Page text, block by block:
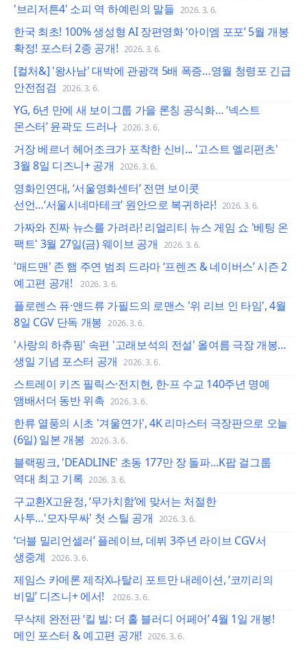
'브리저튼4' 소피 역 하예린의 말들 2026. 3. 6.
한국 최초! 100% 생성형 AI 장편영화 ‘아이엠 포포’ 5월 개봉
확정! 포스터 2종 공개! 2026. 3. 6.
[컬처&] '왕사남' 대박에 관광객 5배 폭증…영월 청령포 긴급
안전점검 2026. 3. 6.
YG, 6년 만에 새 보이그룹 가을 론칭 공식화… ‘넥스트
몬스터’ 윤곽도 드러나 2026. 3. 6.
거장 베르너 헤어조크가 포착한 신비... '고스트 엘리펀츠'
3월 8일 디즈니+ 공개 2026. 3. 6.
영화인연대, ‘서울영화센터’ 전면 보이콧
선언…‘서울시네마테크’ 원안으로 복귀하라! 2026. 3. 6.
가짜와 진짜 뉴스를 가려라! 리얼리티 뉴스 게임 쇼 '베팅 온
팩트' 3월 27일(금) 웨이브 공개 2026. 3. 6.
'매드맨' 존 햄 주연 범죄 드라마 ‘프렌즈 & 네이버스’ 시즌 2
예고편 공개!
2026. 3. 6.
플로렌스 퓨·앤드류 가필드의 로맨스 '위 리브 인 타임', 4월
8일 CGV 단독 개봉 2026. 3. 6.
'사랑의 하츄핑' 속편 '고래보석의 전설' 올여름 극장 개봉…
생일 기념 포스터 공개 2026. 3. 6.
스트레이 키즈 필릭스·전지현, 한-프 수교 140주년 명예
앰배서더 동반 위촉 2026. 3. 6.
한류 열풍의 시초 '겨울연가', 4K 리마스터 극장판으로 오늘
(6일) 일본 개봉 2026. 3. 6.
블랙핑크, 'DEADLINE' 초동 177만 장 돌파…K팝 걸그룹
역대 최고 기록 2026. 3. 6.
구교환X고윤정, ‘무가치함’에 맞서는 처절한
사투…'모자무싸' 첫 스틸 공개 2026. 3. 6.
‘더블 밀리언셀러’ 플레이브, 데뷔 3주년 라이브 CGV서
생중계 2026. 3. 6.
제임스 카메론 제작X나탈리 포트만 내레이션, ‘코끼리의
비밀’ 디즈니+ 에서!
2026. 3. 6.
무삭제 완전판 ‘킬 빌: 더 홀 블러디 어페어’ 4월 1일 개봉!
메인 포스터 & 예고편 공개! 2026. 3. 6.